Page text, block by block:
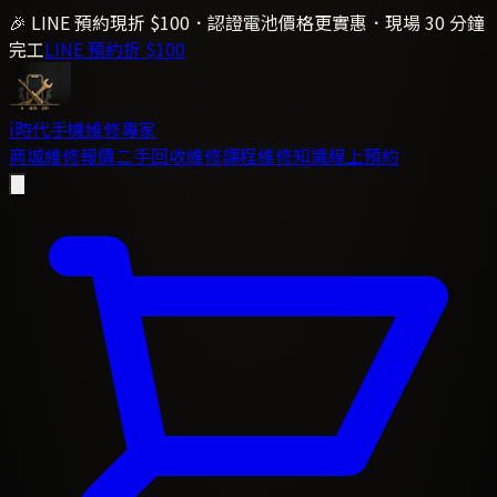
🎉 LINE 預約現折 $100．認證電池價格更實惠．現場 30 分鐘
完工LINE 預約折 $100
i時代手機維修專家
商城維修報價二手回收維修課程維修知識線上預約